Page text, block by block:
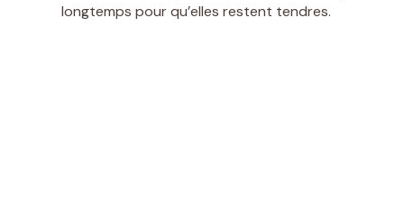
longtemps pour qu’elles restent tendres.